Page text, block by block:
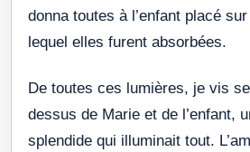
donna toutes à l’enfant placé
lequel elles furent absorbées.
De toutes ces lumières, je vis
dessus de Marie et de l’enfant,
splendide qui illuminait tout.